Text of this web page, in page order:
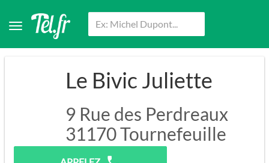
Le Bivic Juliette
9 Rue des Perdreaux
31170Tournefeuille
Pas de prospection.